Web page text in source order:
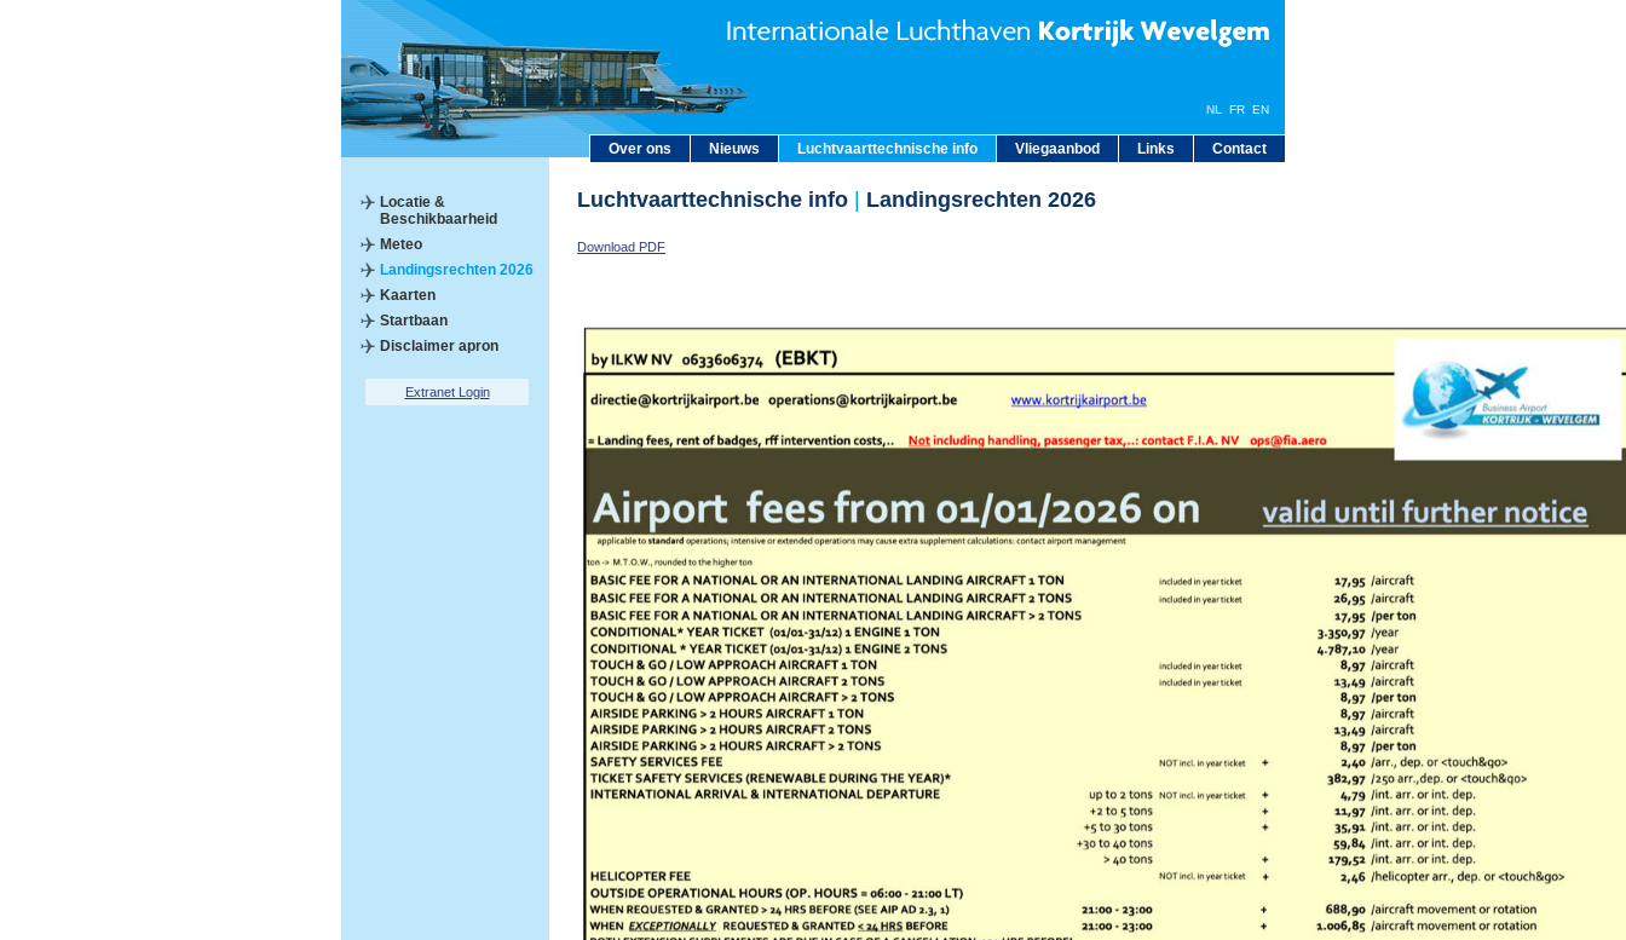
Over ons Nieuws Luchtvaarttechnische info Vliegaanbod Links Contact
NL FR EN
Locatie &
Beschikbaarheid
Meteo
Landingsrechten 2026
Kaarten
Startbaan
Disclaimer apron
Extranet Login
Luchtvaarttechnische info Landingsrechten 2026
Download PDF